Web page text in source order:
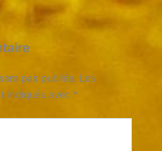
pas publiée. Les
indiqués avec *